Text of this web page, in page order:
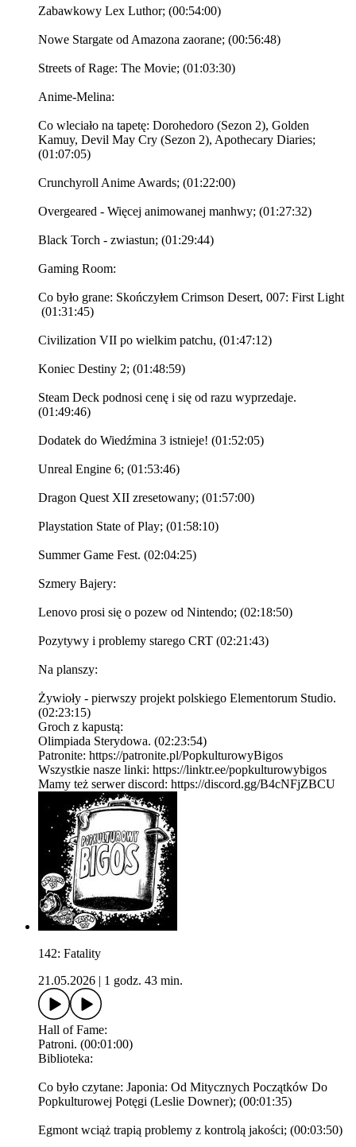
Zabawkowy Lex Luthor; (00:54:00)
Nowe Stargate od Amazona zaorane; (00:56:48)
Streets of Rage: The Movie; (01:03:30)
Anime-Melina:
Co wleciało na tapetę: Dorohedoro (Sezon 2), Golden
Kamuy, Devil May Cry (Sezon 2), Apothecary Diaries;
(01:07:05)
Crunchyroll Anime Awards; (01:22:00)
Overgeared - Więcej animowanej manhwy; (01:27:32)
Black Torch - zwiastun; (01:29:44)
Gaming Room:
Co było grane: Skończyłem Crimson Desert, 007: First Light
(01:31:45)
Civilization VII po wielkim patchu, (01:47:12)
Koniec Destiny 2; (01:48:59)
Steam Deck podnosi cenę i się od razu wyprzedaje.
(01:49:46)
Dodatek do Wiedźmina 3 istnieje! (01:52:05)
Unreal Engine 6; (01:53:46)
Dragon Quest XII zresetowany; (01:57:00)
Playstation State of Play; (01:58:10)
Summer Game Fest. (02:04:25)
Szmery Bajery:
Lenovo prosi się o pozew od Nintendo; (02:18:50)
Pozytywy i problemy starego CRT (02:21:43)
Na planszy:
Żywioły - pierwszy projekt polskiego Elementorum Studio.
(02:23:15)
Groch z kapustą:
Olimpiada Sterydowa. (02:23:54)
Patronite: https://patronite.pl/PopkulturowyBigos
Wszystkie nasze linki: https://linktr.ee/popkulturowybigos
Mamy też serwer discord: https://discord.gg/B4cNFjZBCU
142: Fatality
21.05.2026
1 godz. 43 min.
Hall of Fame:
Patroni. (00:01:00)
Biblioteka:
Co było czytane: Japonia: Od Mitycznych Początków Do
Popkulturowej Potęgi (Leslie Downer); (00:01:35)
Egmont wciąż trapią problemy z kontrolą jakości; (00:03:50)